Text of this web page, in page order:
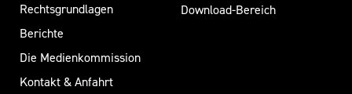
Rechtsgrundlagen
Berichte
Die Medienkommission
Kontakt & Anfahrt
Download-Bereich